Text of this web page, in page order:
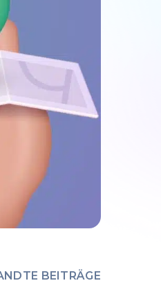
BEITRÄGE